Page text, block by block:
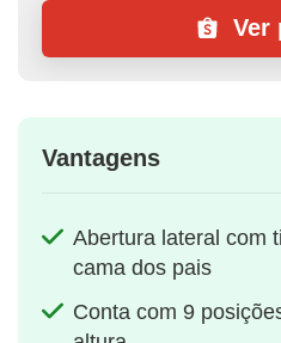
Ver
Vantagens
Abertura lateral com
cama dos pais
Conta com 9